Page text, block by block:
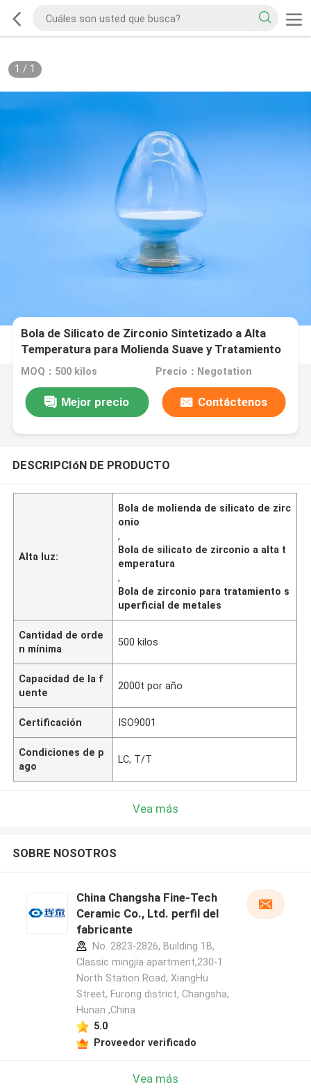
1 / 1
Bola de Silicato de Zirconio Sintetizado a Alta
Temperatura para Molienda Suave y Tratamiento
Superficial de Componentes Metálicos B120
MOQ：500 kilos Precio：Negotation
Mejor precio Contáctenos
DESCRIPCIóN DE PRODUCTO
Alta luz:
Bola de molienda de silicato de zirc
onio
,
Bola de silicato de zirconio a alta t
emperatura
,
Bola de zirconio para tratamiento s
uperficial de metales
Cantidad de orde
n mínima
500 kilos
Capacidad de la f
uente
2000t por año
Certificación ISO9001
Condiciones de p
ago
LC, T/T
Vea más
SOBRE NOSOTROS
China Changsha Fine-Tech
Ceramic Co., Ltd. perfil del
fabricante
No. 2823-2826, Building 1B,
Classic mingjia apartment,230-1
North Station Road, XiangHu
Street, Furong district, Changsha,
Hunan ,China
5.0
Proveedor verificado
Vea más